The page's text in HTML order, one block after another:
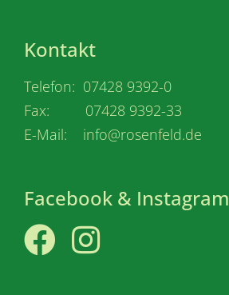
Kontakt
Telefon: 07428 9392-0
Fax: 07428 9392-33
E-Mail: info@rosenfeld.de
Facebook & Instagram